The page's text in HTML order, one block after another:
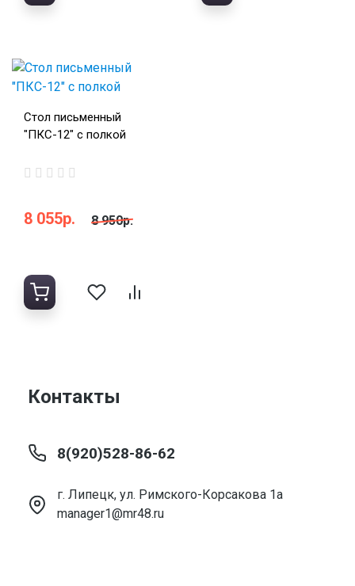
Стол письменный
"ПКС-12" с полкой
8 055р. 8 950р.
Контакты
8(920)528-86-62
г. Липецк, ул. Римского-Корсакова 1а
manager1@mr48.ru